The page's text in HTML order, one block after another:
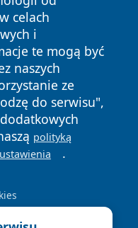
celach
i
te mogą być
naszych
ze
do serwisu",
polityką
.
prawa
Polityka
Cookies